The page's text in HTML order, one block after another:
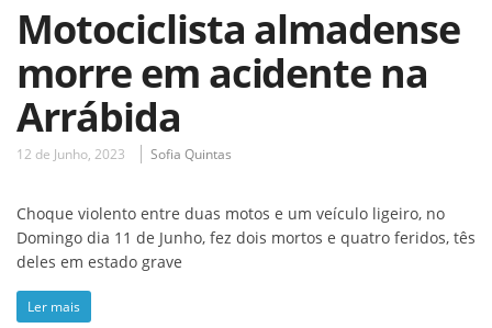
Motociclista almadense
morre em acidente na
Arrábida
12 de Junho, 2023 Sofia Quintas
Choque violento entre duas motos e um veículo ligeiro, no
Domingo dia 11 de Junho, fez dois mortos e quatro feridos, tês
deles em estado grave
Ler mais